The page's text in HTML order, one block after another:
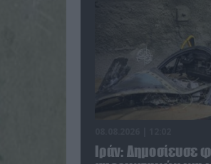
Ιράν: Δημοσίευσε